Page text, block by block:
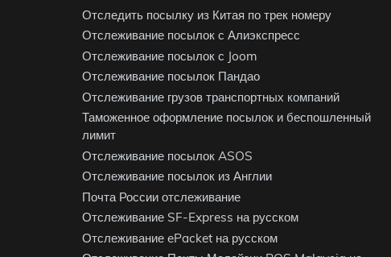
Отследить посылку из Китая по трек номеру
Отслеживание посылок с Алиэкспресс
Отслеживание посылок с Joom
Отслеживание посылок Пандао
Отслеживание грузов транспортных компаний
Таможенное оформление посылок и беспошленный
лимит
Отслеживание посылок ASOS
Отслеживание посылок из Англии
Почта России отслеживание
Отслеживание SF-Express на русском
Отслеживание ePacket на русском